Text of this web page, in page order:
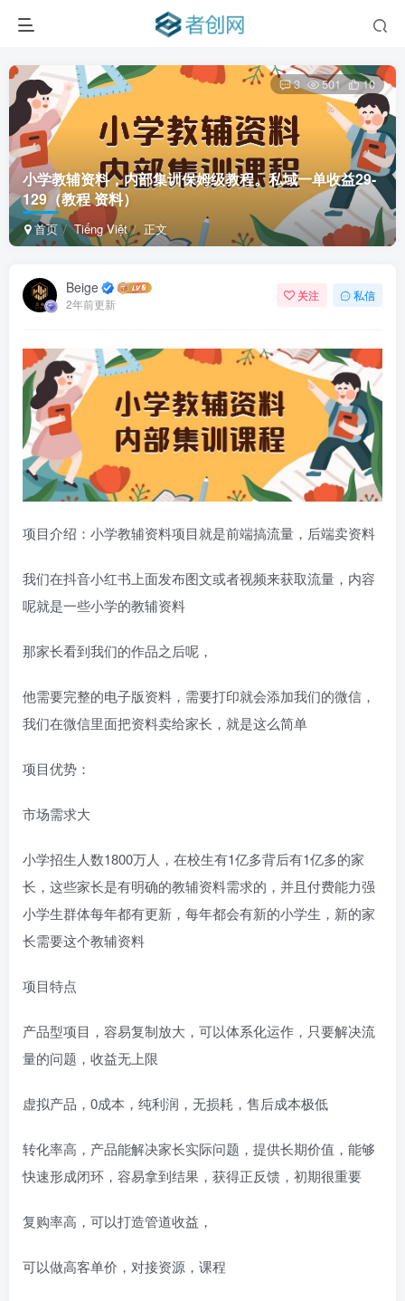
小学教辅资料，内部集训保姆级教程。私域一单收益29-
129（教程 资料）
首页 Tiếng Việt 正文
3 501 10
Beige
2年前更新
关注 私信
项目介绍：小学教辅资料项目就是前端搞流量，后端卖资料
我们在抖音小红书上面发布图文或者视频来获取流量，内容
呢就是一些小学的教辅资料
那家长看到我们的作品之后呢，
他需要完整的电子版资料，需要打印就会添加我们的微信，
我们在微信里面把资料卖给家长，就是这么简单
项目优势：
市场需求大
小学招生人数1800万人，在校生有1亿多背后有1亿多的家
长，这些家长是有明确的教辅资料需求的，并且付费能力强
小学生群体每年都有更新，每年都会有新的小学生，新的家
长需要这个教辅资料
项目特点
产品型项目，容易复制放大，可以体系化运作，只要解决流
量的问题，收益无上限
虚拟产品，0成本，纯利润，无损耗，售后成本极低
转化率高，产品能解决家长实际问题，提供长期价值，能够
快速形成闭环，容易拿到结果，获得正反馈，初期很重要
复购率高，可以打造管道收益，
可以做高客单价，对接资源，课程